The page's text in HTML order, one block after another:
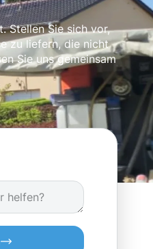
Stellen Sie sich vor,
zu liefern, die nicht
Sie uns gemeinsam